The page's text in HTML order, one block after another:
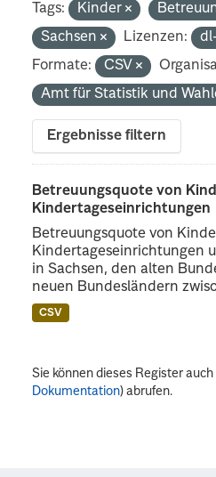
Tags: Kinder
Sachsen
Lizenzen:
Formate:
CSV
Amt für Statistik und
Ergebnisse filtern
Betreuungsquote von
Kindertageseinrichtungen
Betreuungsquote von
Kindertageseinrichtungen
in Sachsen, den alten
neuen Bundesländern
CSV
Sie können dieses Register
Dokumentation) abrufen.